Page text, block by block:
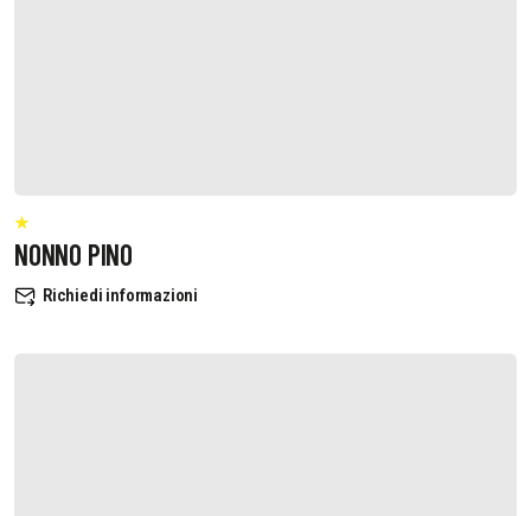
NONNO PINO
Richiedi informazioni